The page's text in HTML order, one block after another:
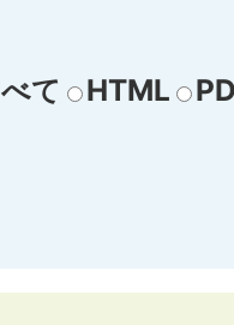
て HTML